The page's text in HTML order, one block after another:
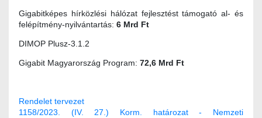
Gigabitképes hírközlési hálózat fejlesztést támogató al- és
felépítmény-nyilvántartás: 6 Mrd Ft
DIMOP Plusz-3.1.2
Gigabit Magyarország Program: 72,6 Mrd Ft
Rendelet tervezet
1158/2023. (IV. 27.) Korm. határozat - Nemzeti